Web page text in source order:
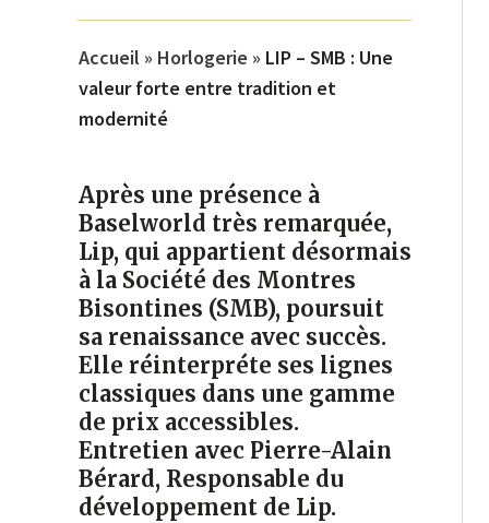
Accueil » Horlogerie » LIP – SMB : Une
valeur forte entre tradition et
modernité
Après une présence à
Baselworld très remarquée,
Lip, qui appartient désormais
à la Société des Montres
Bisontines (SMB), poursuit
sa renaissance avec succès.
Elle réinterpréte ses lignes
classiques dans une gamme
de prix accessibles.
Entretien avec Pierre-Alain
Bérard, Responsable du
développement de Lip.